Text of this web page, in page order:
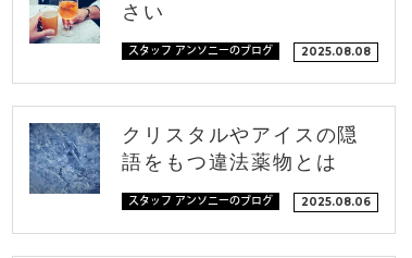
さい
スタッフ アンソニーのブログ 2025.08.08
クリスタルやアイスの隠
語をもつ違法薬物とは
スタッフ アンソニーのブログ 2025.08.06